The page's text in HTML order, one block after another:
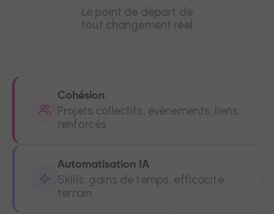
Le point de départ de
tout changement réel
Cohésion
Projets collectifs, événements, liens
renforcés
Automatisation IA
Skills, gains de temps, efficacité
terrain